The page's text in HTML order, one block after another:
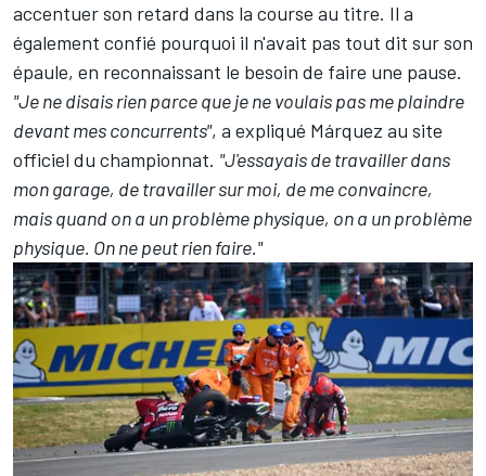
accentuer son retard dans la course au titre. Il a
également confié pourquoi il n'avait pas tout dit sur son
épaule, en reconnaissant le besoin de faire une pause.
"Je ne disais rien parce que je ne voulais pas me plaindre
devant mes concurrents", a expliqué Márquez au site
officiel du championnat. "J'essayais de travailler dans
mon garage, de travailler sur moi, de me convaincre,
mais quand on a un problème physique, on a un problème
physique. On ne peut rien faire."